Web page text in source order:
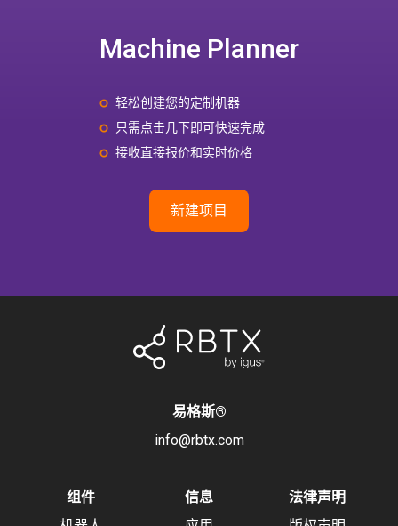
Machine Planner
轻松创建您的定制机器
只需点击几下即可快速完成
接收直接报价和实时价格
新建项目
易格斯®
info@rbtx.com
组件
信息
法律声明